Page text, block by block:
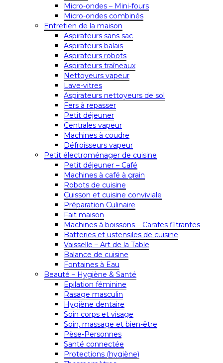
Micro-ondes – Mini-fours
Micro-ondes combinés
Entretien de la maison
Aspirateurs sans sac
Aspirateurs balais
Aspirateurs robots
Aspirateurs traîneaux
Nettoyeurs vapeur
Lave-vitres
Aspirateurs nettoyeurs de sol
Fers à repasser
Petit déjeuner
Centrales vapeur
Machines à coudre
Défroisseurs vapeur
Petit électroménager de cuisine
Petit déjeuner – Café
Machines à café à grain
Robots de cuisine
Cuisson et cuisine conviviale
Préparation Culinaire
Fait maison
Machines à boissons – Carafes filtrantes
Batteries et ustensiles de cuisine
Vaisselle – Art de la Table
Balance de cuisine
Fontaines à Eau
Beauté – Hygiène & Santé
Epilation féminine
Rasage masculin
Hygiène dentaire
Soin corps et visage
Soin, massage et bien-être
Pèse-Personnes
Santé connectée
Protections (hygiène)